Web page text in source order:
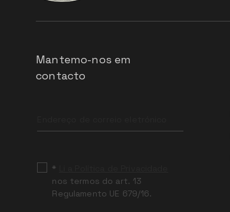
Mantemo-nos em
contacto
field
*
nos termos do art. 13
Regulamento UE 679/16.